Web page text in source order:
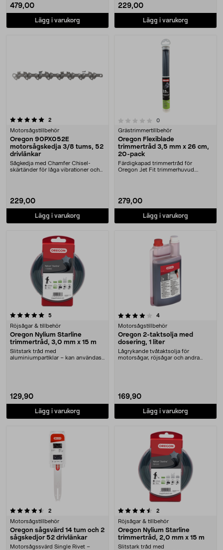
479,00
Lägg i varukorg
229,00
Lägg i varukorg
2recensioner
Motorsågstillbehör
Oregon 90PX052E
motorsågskedja 3/8 tums, 52
drivlänkar
Sågkedja med Chamfer Chisel-
skärtänder för låga vibrationer och
229,00
Lägg i varukorg
0.0 av 5 stjärnor 0recensioner
Grästrimmertillbehör
Oregon Flexiblade
trimmertråd 3,5 mm x 26 cm,
20-pack
Färdigkapad trimmertråd för
Oregon Jet Fit trimmerhuvud.
279,00
Lägg i varukorg
5
Röjsågar & tillbehör
Oregon Nylium Starline
trimmertråd, 3,0 mm x 15 m
Slitstark tråd med
aluminiumpartiklar – kan användas
129,90
Lägg i varukorg
4.0 av 5 stjärnor 4recensioner
Motorsågstillbehör
Oregon 2-taktsolja med
dosering, 1 liter
Lågrykande tvåtaktsolja för
motorsågar, röjsågar och andra
169,90
Lägg i varukorg
2recensioner
Motorsågstillbehör
Oregon sågsvärd 14 tum och 2
sågskedjor 52 drivlänkar
Motorsågssvärd Single Rivet –
4.5 av 5 stjärnor 2recensioner
Röjsågar & tillbehör
Oregon Nylium Starline
trimmertråd, 2,0 mm x 15 m
Slitstark tråd med